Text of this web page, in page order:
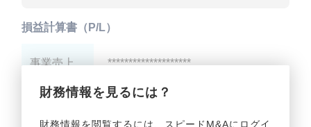
財務情報を見るには？
財務情報を閲覧するには、スピードM&Aにログイ
損益計算書（P/L）
事業売上 ********************
事業利益 ********************